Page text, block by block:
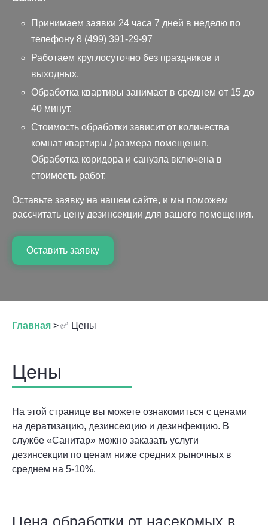
Принимаем заявки 24 часа 7 дней в неделю по
телефону 8 (499) 391-29-97
Работаем круглосуточно без праздников и
выходных.
Обработка квартиры занимает в среднем от 15 до
40 минут.
Стоимость обработки зависит от количества
комнат квартиры / размера помещения.
Обработка коридора и санузла включена в
стоимость работ.
Оставьте заявку на нашем сайте, и мы поможем
рассчитать цену дезинсекции для вашего помещения.
Оставить заявку
Главная >✅ Цены
Цены
На этой странице вы можете ознакомиться с ценами
на дератизацию, дезинсекцию и дезинфекцию. В
службе «Санитар» можно заказать услуги
дезинсекции по ценам ниже средних рыночных в
среднем на 5-10%.
Цена обработки от насекомых в